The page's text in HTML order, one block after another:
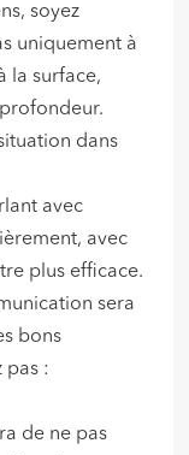
soyez
uniquement à
la surface,
dans
avec
avec
plus efficace.
sera
bons
pas :
de ne pas